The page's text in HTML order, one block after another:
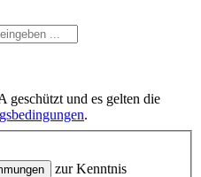
geschützt und es gelten die
.
zur Kenntnis